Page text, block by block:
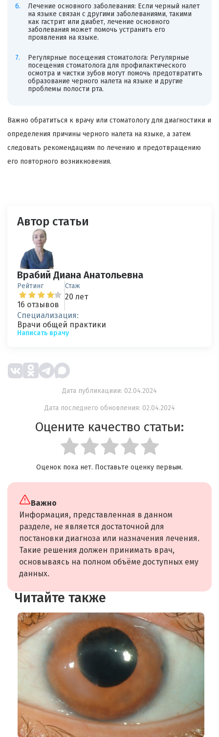
Лечение основного заболевания: Если черный налет
на языке связан с другими заболеваниями, такими
как гастрит или диабет, лечение основного
заболевания может помочь устранить его
проявления на языке.
Регулярные посещения стоматолога: Регулярные
посещения стоматолога для профилактического
осмотра и чистки зубов могут помочь предотвратить
образование черного налета на языке и другие
проблемы полости рта.
Важно обратиться к врачу или стоматологу для диагностики и
определения причины черного налета на языке, а затем
следовать рекомендациям по лечению и предотвращению
его повторного возникновения.
Автор статьи
Врабий Диана Анатольевна
Рейтинг
16 отзывов
Стаж
20 лет
Специализация:
Врачи общей практики
Написать врачу
Дата публикациии: 02.04.2024
Дата последнего обновления: 02.04.2024
Оцените качество статьи:
Оценок пока нет. Поставьте оценку первым.
Важно
Информация, представленная в данном
разделе, не является достаточной для
постановки диагноза или назначения лечения.
Такие решения должен принимать врач,
основываясь на полном объёме доступных ему
данных.
Читайте также